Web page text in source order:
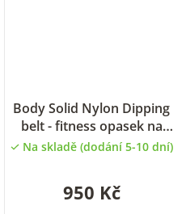
Body Solid Nylon Dipping
belt - fitness opasek na
zátěž
Na skladě (dodání 5-10 dní)
950 Kč